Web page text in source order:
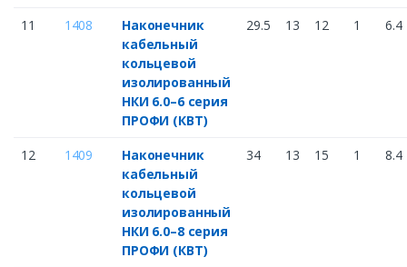
11 1408
Наконечник
кабельный
кольцевой
изолированный
НКИ 6.0–6 серия
ПРОФИ (КВТ)
29.5 13 12 1 6.4
12 1409
Наконечник
кабельный
кольцевой
изолированный
НКИ 6.0–8 серия
ПРОФИ (КВТ)
34 13 15 1 8.4